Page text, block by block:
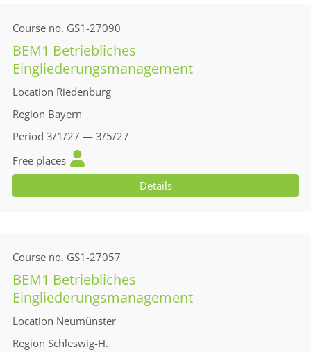
Course no. GS1-27090
BEM1 Betriebliches
Eingliederungsmanagement
Location Riedenburg
Region Bayern
Period 3/1/27 — 3/5/27
Free places
Details
Course no. GS1-27057
BEM1 Betriebliches
Eingliederungsmanagement
Location Neumünster
Region Schleswig-H.